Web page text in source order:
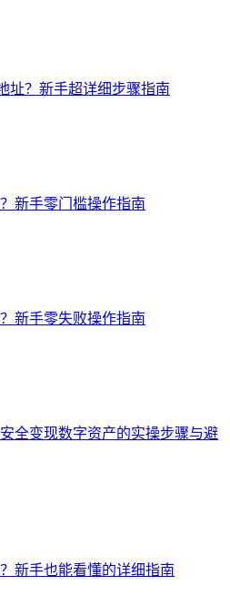
址？新手超详细步骤指南
新手零门槛操作指南
新手零失败操作指南
全变现数字资产的实操步骤与避
新手也能看懂的详细指南